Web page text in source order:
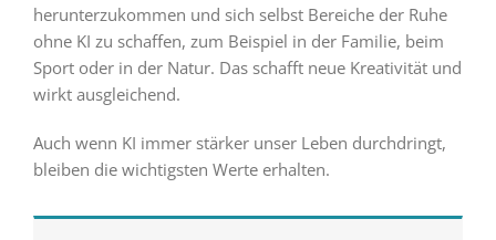
herunterzukommen und sich selbst Bereiche der Ruhe
ohne KI zu schaffen, zum Beispiel in der Familie, beim
Sport oder in der Natur. Das schafft neue Kreativität und
wirkt ausgleichend.
Auch wenn KI immer stärker unser Leben durchdringt,
bleiben die wichtigsten Werte erhalten.